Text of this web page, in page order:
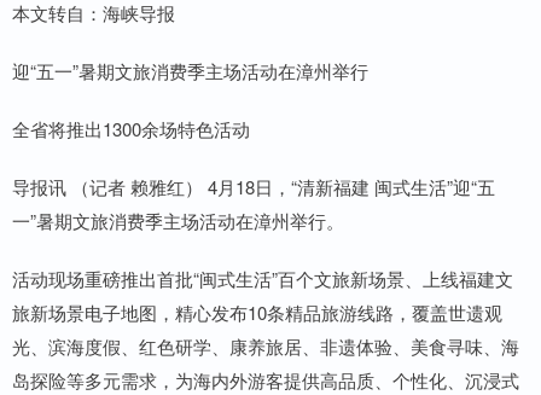
本文转自：海峡导报
迎“五一”暑期文旅消费季主场活动在漳州举行
全省将推出1300余场特色活动
导报讯 （记者 赖雅红） 4月18日，“清新福建 闽式生活”迎“五
一”暑期文旅消费季主场活动在漳州举行。
活动现场重磅推出首批“闽式生活”百个文旅新场景、上线福建文
旅新场景电子地图，精心发布10条精品旅游线路，覆盖世遗观
光、滨海度假、红色研学、康养旅居、非遗体验、美食寻味、海
岛探险等多元需求，为海内外游客提供高品质、个性化、沉浸式